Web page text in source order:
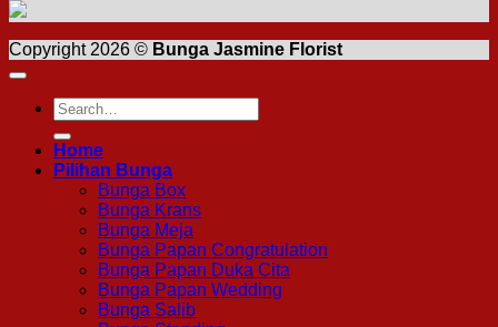
Copyright 2026 © Bunga Jasmine Florist
Search
for:
Home
Pilihan Bunga
Bunga Box
Bunga Krans
Bunga Meja
Bunga Papan Congratulation
Bunga Papan Duka Cita
Bunga Papan Wedding
Bunga Salib